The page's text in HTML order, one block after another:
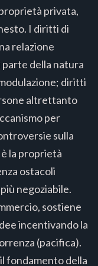
privata,
I diritti di
relazione
parte della natura
diritti
altrettanto
per
sulla
la proprietà
ostacoli
negoziabile.
sostiene
incentivando la
(pacifica).
fondamento della